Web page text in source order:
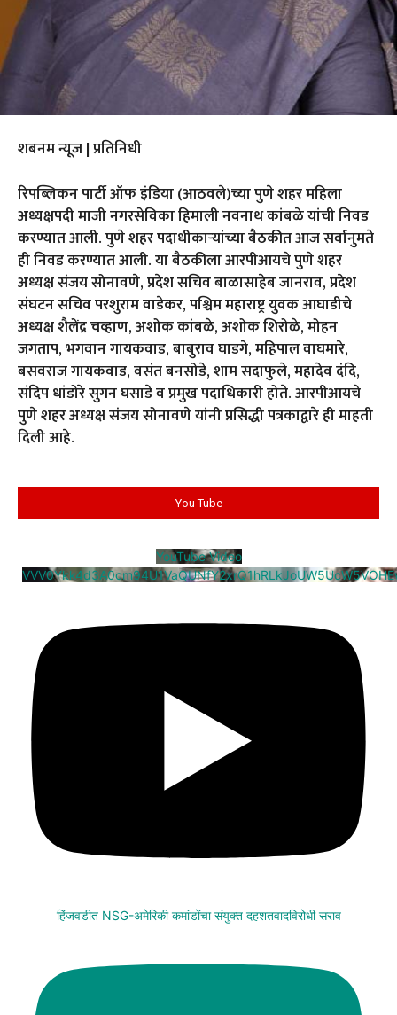
शबनम न्यूज | प्रतिनिधी
रिपब्लिकन पार्टी ऑफ इंडिया (आठवले)च्या पुणे शहर महिला
अध्यक्षपदी माजी नगरसेविका हिमाली नवनाथ कांबळे यांची निवड
करण्यात आली. पुणे शहर पदाधीकाऱ्यांच्या बैठकीत आज सर्वानुमते
ही निवड करण्यात आली. या बैठकीला आरपीआयचे पुणे शहर
अध्यक्ष संजय सोनावणे, प्रदेश सचिव बाळासाहेब जानराव, प्रदेश
संघटन सचिव परशुराम वाडेकर, पश्चिम महाराष्ट्र युवक आघाडीचे
अध्यक्ष शैलेंद्र चव्हाण, अशोक कांबळे, अशोक शिरोळे, मोहन
जगताप, भगवान गायकवाड, बाबुराव घाडगे, महिपाल वाघमारे,
बसवराज गायकवाड, वसंत बनसोडे, शाम सदाफुले, महादेव दंदि,
संदिप धांडोरे सुगन घसाडे व प्रमुख पदाधिकारी होते. आरपीआयचे
पुणे शहर अध्यक्ष संजय सोनावणे यांनी प्रसिद्धी पत्रकाद्वारे ही माहती
दिली आहे.
You Tube
YouTube Video
हिंजवडीत NSG-अमेरिकी कमांडोंचा संयुक्त दहशतवादविरोधी सराव